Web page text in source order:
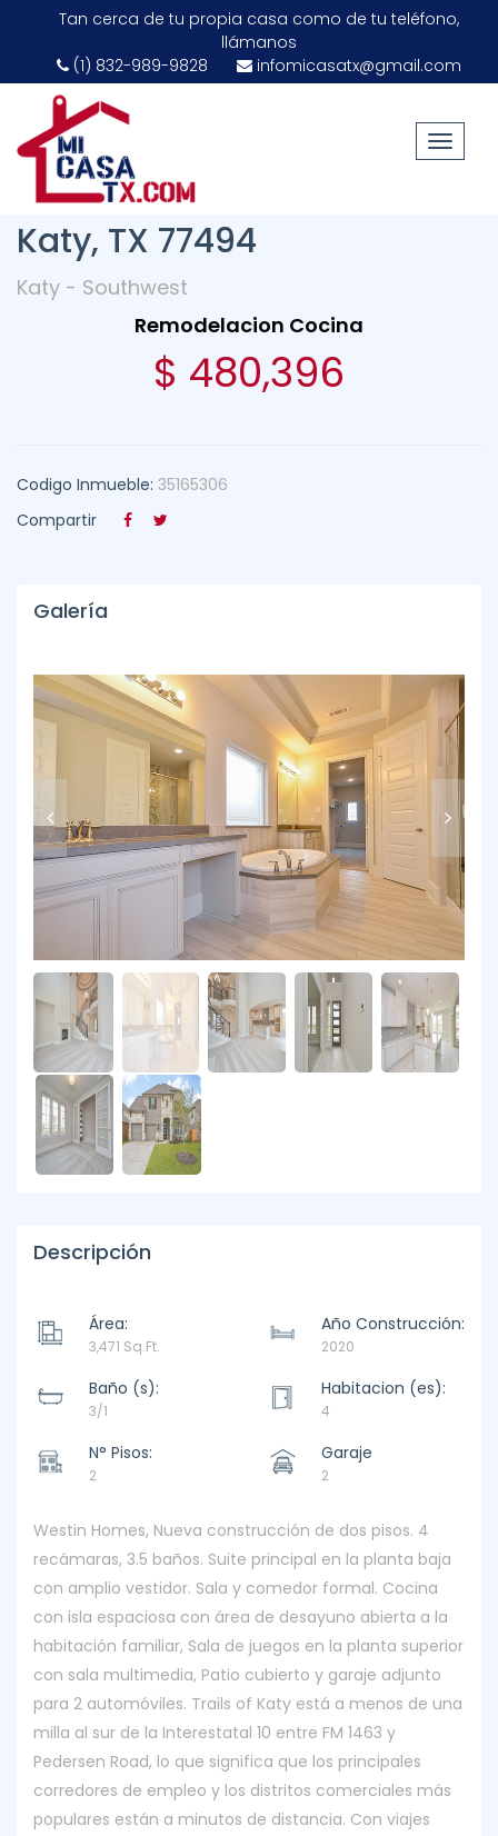
Tan cerca de tu propia casa como de tu teléfono,
llámanos
(1) 832-989-9828
infomicasatx@gmail.com
Toggle
27915 Round Moon Lane,
Katy, TX 77494
Katy - Southwest
Remodelacion Cocina
$ 480,396
Codigo Inmueble: 35165306
Compartir
Galería
Descripción
Área:
3,471 Sq.Ft.
Año Construcción:
2020
Baño (s):
3/1
Habitacion (es):
4
N° Pisos:
2
Garaje
2
Westin Homes, Nueva construcción de dos pisos. 4
recámaras, 3.5 baños. Suite principal en la planta baja
con amplio vestidor. Sala y comedor formal. Cocina
con isla espaciosa con área de desayuno abierta a la
habitación familiar, Sala de juegos en la planta superior
con sala multimedia, Patio cubierto y garaje adjunto
para 2 automóviles. Trails of Katy está a menos de una
milla al sur de la Interestatal 10 entre FM 1463 y
Pedersen Road, lo que significa que los principales
corredores de empleo y los distritos comerciales más
populares están a minutos de distancia. Con viajes